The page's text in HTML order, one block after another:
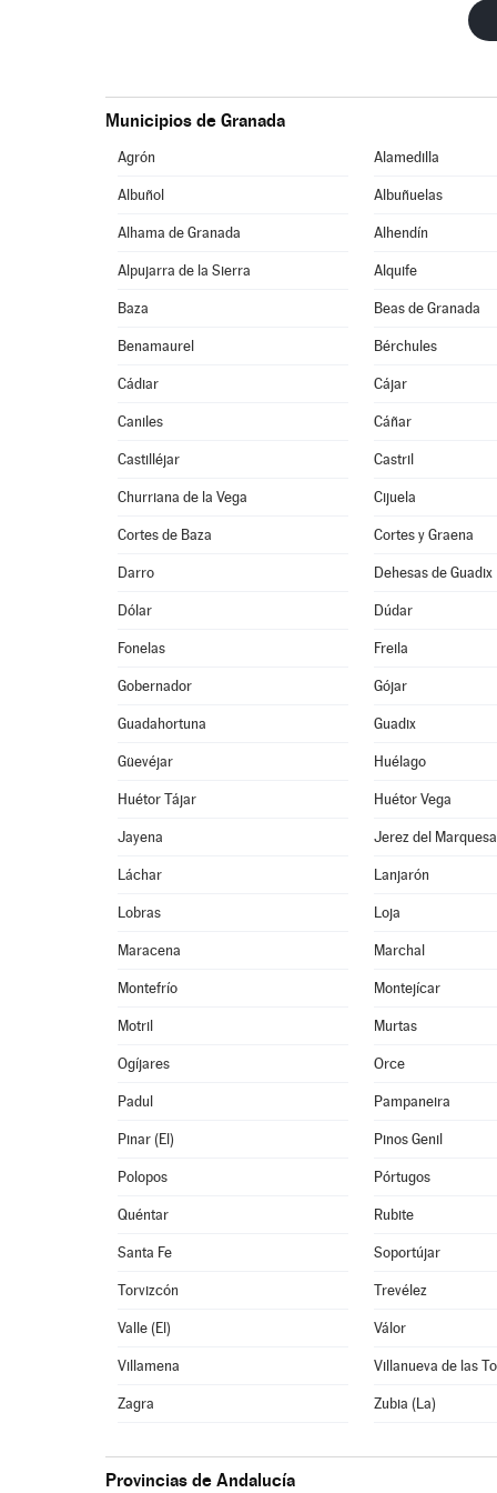
Municipios de Granada
Agrón Alamedilla
Albuñol Albuñuelas
Alhama de Granada Alhendín
Alpujarra de la Sierra Alquife
Baza Beas de Granada
Benamaurel Bérchules
Cádiar Cájar
Caniles Cáñar
Castilléjar Castril
Churriana de la Vega Cijuela
Cortes de Baza Cortes y Graena
Darro Dehesas de Guadix
Dólar Dúdar
Fonelas Freila
Gobernador Gójar
Guadahortuna Guadix
Güevéjar Huélago
Huétor Tájar Huétor Vega
Jayena Jerez del
Láchar Lanjarón
Lobras Loja
Maracena Marchal
Montefrío Montejícar
Motril Murtas
Ogíjares Orce
Padul Pampaneira
Pinar (El) Pinos Genil
Polopos Pórtugos
Quéntar Rubite
Santa Fe Soportújar
Torvizcón Trevélez
Valle (El) Válor
Villamena Villanueva de las
Zagra Zubia (La)
Provincias de Andalucía